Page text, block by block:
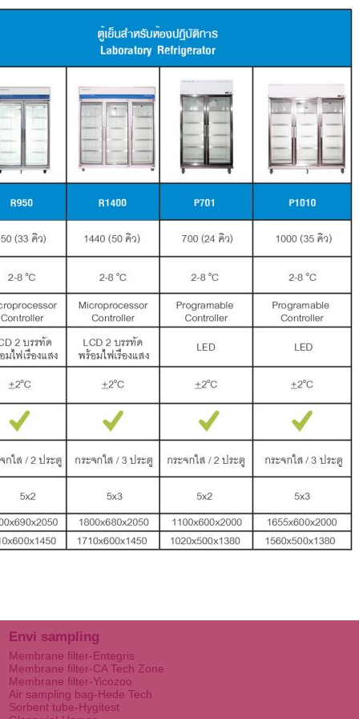
Envi sampling
Membrane filter-Entegris
Membrane filter-CA Tech Zone
Membrane filter-Yicozoo
Air sampling bag-Hede Tech
Sorbent tube-Hygitest